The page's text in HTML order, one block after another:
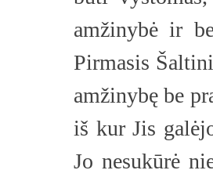
amžinybė ir
Pirmasis
amžinybę be
iš kur Jis
Jo nesukūrė